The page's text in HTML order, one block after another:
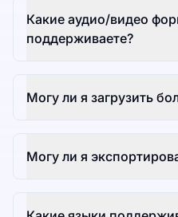
Какие аудио/видео
поддерживаете?
Могу ли я загрузить
Могу ли я